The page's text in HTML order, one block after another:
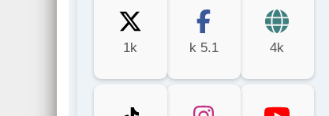
4k
5.1 k
1k